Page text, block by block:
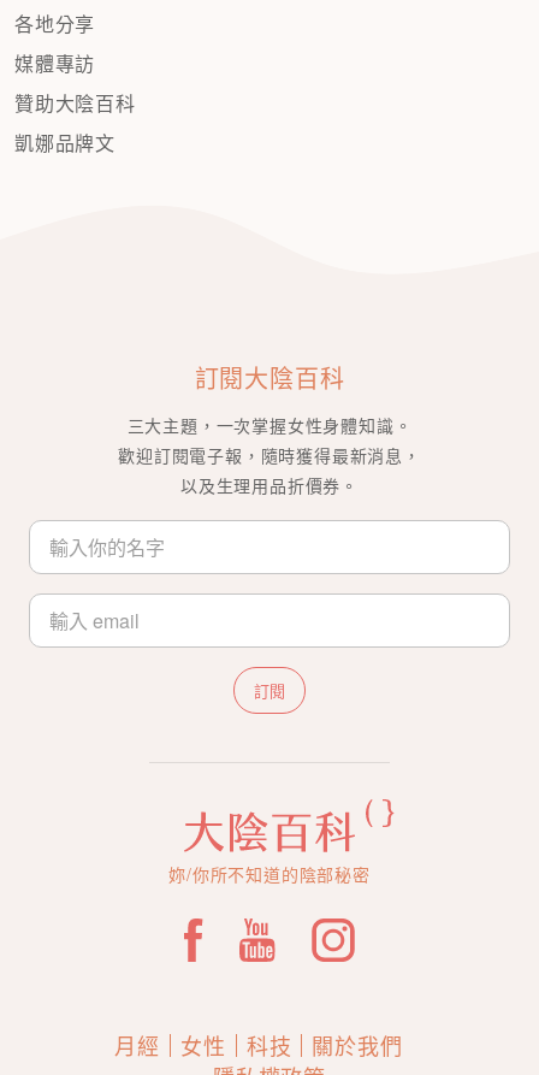
各地分享
媒體專訪
贊助大陰百科
凱娜品牌文
訂閱大陰百科
三大主題，一次掌握女性身體知識。
歡迎訂閱電子報，隨時獲得最新消息，
以及生理用品折價券。
訂閱
妳/你所不知道的陰部秘密
月經 女性 科技
關於我們